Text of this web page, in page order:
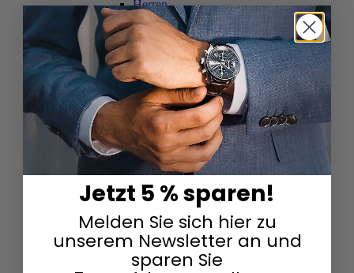
Herren
Schweizer Uhren
Damen
Herren
Skelettuhren
Damen
Herren
Smartwatches
Damen
Herren
Solaruhren
Herren
Damen
Sportuhren
Damen
Herren
Swarovski & Edelsteine
Damen
Herren
Jetzt 5 % sparen!
Melden Sie sich hier zu
unserem Newsletter an und
sparen Sie